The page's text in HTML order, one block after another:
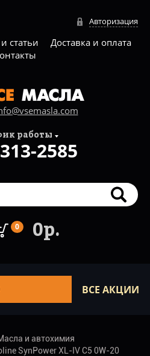
Авторизация
статьи
Доставка и оплата
0 0р.
работы
313-2585
ВСЕ АКЦИИ
и автохимия
SynPower XL-IV C5 0W-20